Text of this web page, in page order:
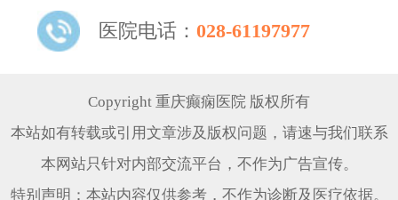
医院电话： 028-61197977
Copyright 重庆癫痫医院 版权所有
本站如有转载或引用文章涉及版权问题，请速与我们联系
本网站只针对内部交流平台，不作为广告宣传。
特别声明：本站内容仅供参考，不作为诊断及医疗依据。